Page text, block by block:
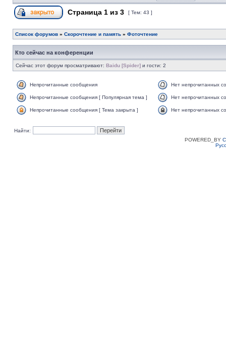
Страница 1 из 3 [ Тем: 43 ]
Список форумов » Скорочтение и память » Фоточтение
Кто сейчас на конференции
Сейчас этот форум просматривают: Baidu [Spider] и гости: 2
Непрочитанные сообщения Нет непрочитанных
Непрочитанные сообщения [ Популярная тема ] Нет непрочитанных
Непрочитанные сообщения [ Тема закрыта ] Нет непрочитанных
Найти:
POWERED_BY